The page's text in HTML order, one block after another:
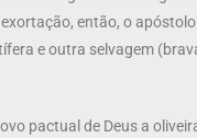
então, o
e outra selvagem
pactual de Deus a